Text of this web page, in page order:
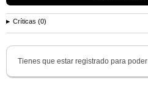
Críticas (0)
Tienes que estar registrado para poder